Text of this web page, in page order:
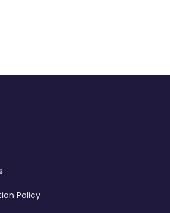
Policy